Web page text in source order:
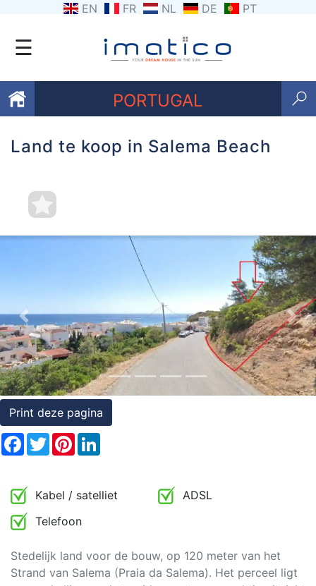
EN FR NL DE PT
☰
PORTUGAL
Favorieten
ons
Contacten
Getuigenissen
Rechten
op
onroerend
goed
Land te koop in Salema Beach
Previous Next
Print deze pagina
Facebook
TwitterPinterest
Kabel / satelliet
ADSL
Telefoon
Stedelijk land voor de bouw, op 120 meter van het
Strand van Salema (Praia da Salema). Het perceel ligt